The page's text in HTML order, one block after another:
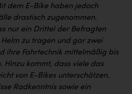
dem E-Bike haben jedoch
drastisch zugenommen.
nur ein Drittel der Befragten
zu tragen und gar zwei
ihre Fahrtechnik mittelmäßig bis
Hinzu kommt, dass viele das
von E-Bikes unterschätzen.
Radkenntnis sowie ein